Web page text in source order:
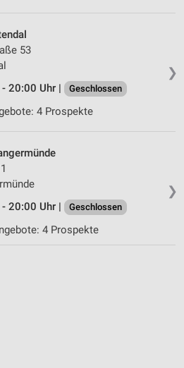
❯
53
20:00 Uhr |
Geschlossen
4 Prospekte
❯
20:00 Uhr |
Geschlossen
4 Prospekte